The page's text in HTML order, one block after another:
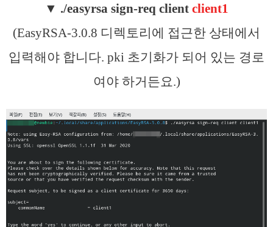
▼ ./easyrsa sign-req client client1
(EasyRSA-3.0.8 디렉토리에 접근한 상태에서
입력해야 합니다. pki 초기화가 되어 있는 경로
여야 하거든요.)